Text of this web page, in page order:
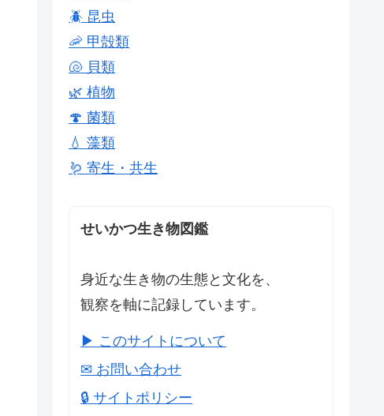
🪲 昆虫
🦐 甲殻類
🐚 貝類
🌿 植物
🍄 菌類
💧 藻類
🪱 寄生・共生
せいかつ生き物図鑑
身近な生き物の生態と文化を、
観察を軸に記録しています。
▶ このサイトについて
✉ お問い合わせ
🔒 サイトポリシー